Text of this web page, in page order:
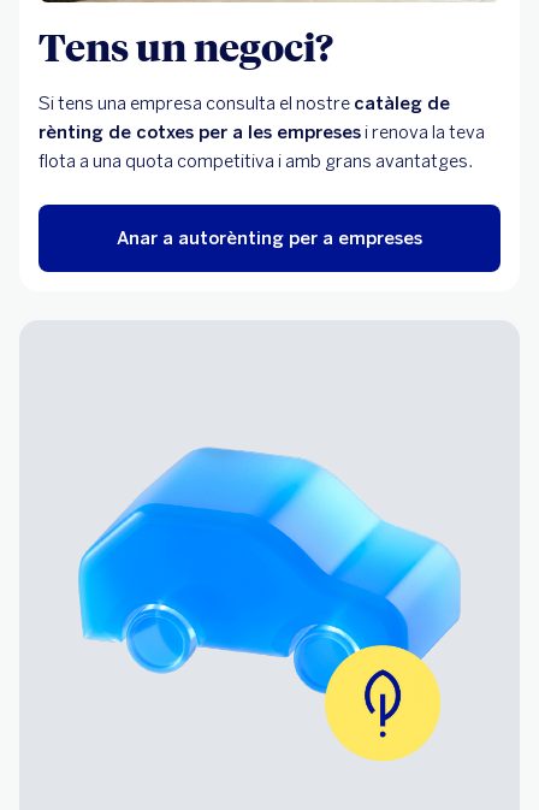
Tens un negoci?
Si tens una empresa consulta el nostre catàleg de
rènting de cotxes per a les empresesi renova la teva
flota a una quota competitiva i amb grans avantatges.
Anar a autorènting per a empreses